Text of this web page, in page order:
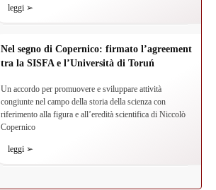
leggi ➢
Nel segno di Copernico: firmato l’agreement
tra la SISFA e l’Università di Toruń
Un accordo per promuovere e sviluppare attività
congiunte nel campo della storia della scienza con
riferimento alla figura e all’eredità scientifica di Niccolò
Copernico
leggi ➢